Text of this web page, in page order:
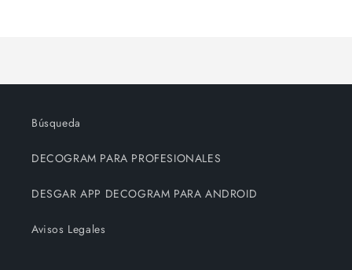
Búsqueda
DECOGRAM PARA PROFESIONALES
DESGAR APP DECOGRAM PARA ANDROID
Avisos Legales